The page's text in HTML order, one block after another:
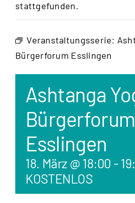
stattgefunden.
Veranstaltungsserie:
Bürgerforum Esslingen
Ashtanga
Bürgerforum
Esslingen
18. März @ 18:00 -
KOSTENLOS